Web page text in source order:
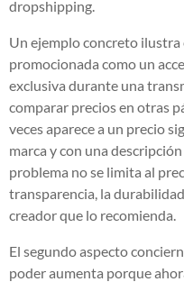
dropshipping.
Un ejemplo concreto
promocionada como un
exclusiva durante una
comparar precios en otras
veces aparece a un precio
marca y con una
problema no se limita al
transparencia, la
creador que lo recomienda.
El segundo aspecto
poder aumenta porque